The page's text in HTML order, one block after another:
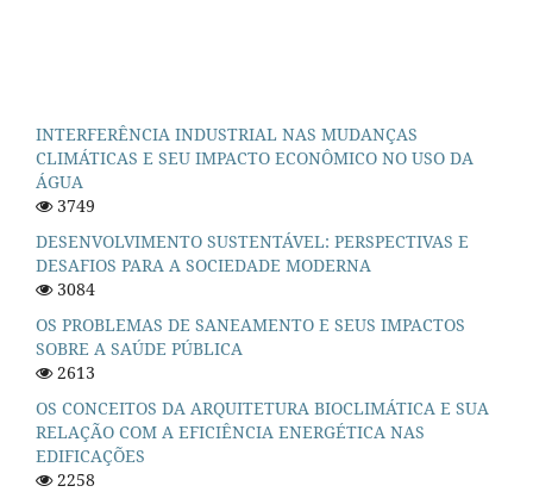
INTERFERÊNCIA INDUSTRIAL NAS MUDANÇAS
CLIMÁTICAS E SEU IMPACTO ECONÔMICO NO USO DA
ÁGUA
3749
DESENVOLVIMENTO SUSTENTÁVEL: PERSPECTIVAS E
DESAFIOS PARA A SOCIEDADE MODERNA
3084
OS PROBLEMAS DE SANEAMENTO E SEUS IMPACTOS
SOBRE A SAÚDE PÚBLICA
2613
OS CONCEITOS DA ARQUITETURA BIOCLIMÁTICA E SUA
RELAÇÃO COM A EFICIÊNCIA ENERGÉTICA NAS
EDIFICAÇÕES
2258